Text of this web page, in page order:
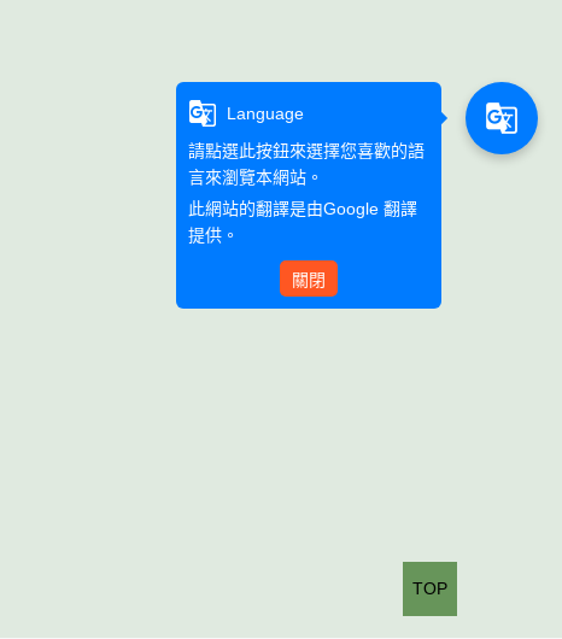
TOP
g_translate
Language
請點選此按鈕來選擇您喜歡的語
言來瀏覽本網站。
此網站的翻譯是由Google 翻譯
提供。
關閉
g_translate